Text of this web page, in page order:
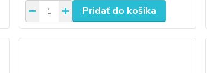
Pridať do košíka